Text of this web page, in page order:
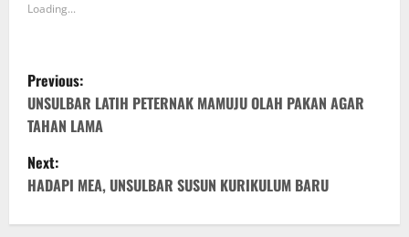
Loading...
P
o
s
t
n
Previous:
UNSULBAR LATIH PETERNAK MAMUJU OLAH PAKAN AGAR
TAHAN LAMA
Next:
HADAPI MEA, UNSULBAR SUSUN KURIKULUM BARU